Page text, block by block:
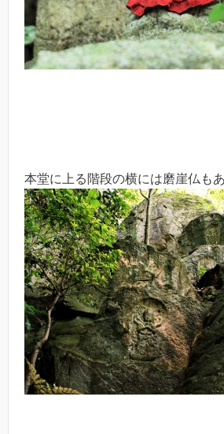
本堂に上る階段の横には磨崖仏もあ